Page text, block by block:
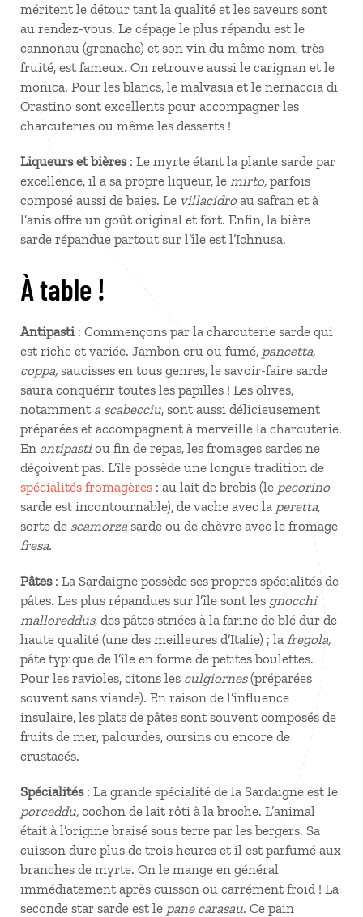
méritent le détour tant la qualité et les saveurs sont
au rendez-vous. Le cépage le plus répandu est le
cannonau (grenache) et son vin du même nom, très
fruité, est fameux. On retrouve aussi le carignan et le
monica. Pour les blancs, le malvasia et le nernaccia di
Orastino sont excellents pour accompagner les
charcuteries ou même les desserts !
Liqueurs et bières: Le myrte étant la plante sarde par
excellence, il a sa propre liqueur, le mirto, parfois
composé aussi de baies. Le villacidroau safran et à
l’anis offre un goût original et fort. Enfin, la bière
sarde répandue partout sur l’île est l’Ichnusa.
À table !
Antipasti : Commençons par la charcuterie sarde qui
est riche et variée. Jambon cru ou fumé, pancetta,
coppa, saucisses en tous genres, le savoir-faire sarde
saura conquérir toutes les papilles ! Les olives,
notamment a scabecciu, sont aussi délicieusement
préparées et accompagnent à merveille la charcuterie.
En antipastiou fin de repas, les fromages sardes ne
déçoivent pas. L’île possède une longue tradition de
spécialités fromagères : au lait de brebis (le pecorino
sarde est incontournable), de vache avec la peretta,
sorte de scamorza sarde ou de chèvre avec le fromage
fresa.
Pâtes: La Sardaigne possède ses propres spécialités de
pâtes. Les plus répandues sur l’île sont les gnocchi
malloreddus, des pâtes striées à la farine de blé dur de
haute qualité (une des meilleures d’Italie) ; la fregola,
pâte typique de l’île en forme de petites boulettes.
Pour les ravioles, citons les culgiornes(préparées
souvent sans viande). En raison de l’influence
insulaire, les plats de pâtes sont souvent composés de
fruits de mer, palourdes, oursins ou encore de
crustacés.
Spécialités: La grande spécialité de la Sardaigne est le
porceddu, cochon de lait rôti à la broche. L’animal
était à l’origine braisé sous terre par les bergers. Sa
cuisson dure plus de trois heures et il est parfumé aux
branches de myrte. On le mange en général
immédiatement après cuisson ou carrément froid ! La
seconde star sarde est le pane carasau. Ce pain